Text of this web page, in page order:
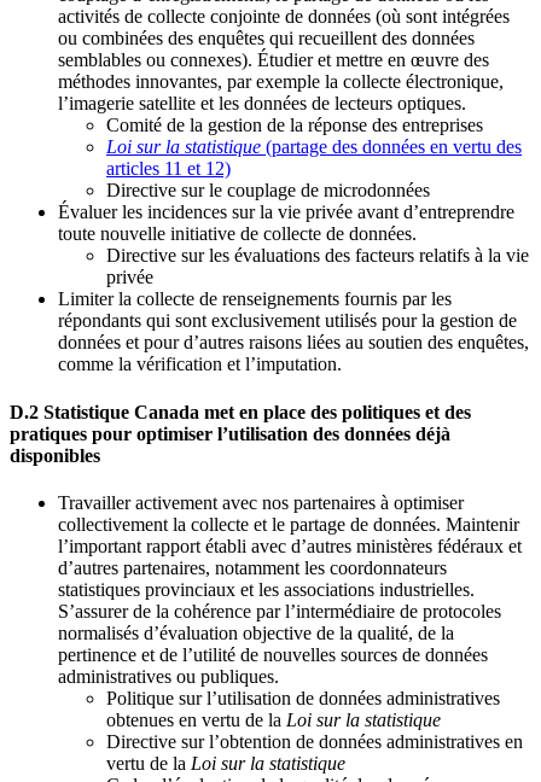
activités de collecte conjointe de données (où sont intégrées
ou combinées des enquêtes qui recueillent des données
semblables ou connexes). Étudier et mettre en œuvre des
méthodes innovantes, par exemple la collecte électronique,
l’imagerie satellite et les données de lecteurs optiques.
Comité de la gestion de la réponse des entreprises
Loi sur la statistique (partage des données en vertu des
articles 11 et 12)
Directive sur le couplage de microdonnées
Évaluer les incidences sur la vie privée avant d’entreprendre
toute nouvelle initiative de collecte de données.
Directive sur les évaluations des facteurs relatifs à la vie
privée
Limiter la collecte de renseignements fournis par les
répondants qui sont exclusivement utilisés pour la gestion de
données et pour d’autres raisons liées au soutien des enquêtes,
comme la vérification et l’imputation.
D.2 Statistique Canada met en place des politiques et des
pratiques pour optimiser l’utilisation des données déjà
disponibles
Travailler activement avec nos partenaires à optimiser
collectivement la collecte et le partage de données. Maintenir
l’important rapport établi avec d’autres ministères fédéraux et
d’autres partenaires, notamment les coordonnateurs
statistiques provinciaux et les associations industrielles.
S’assurer de la cohérence par l’intermédiaire de protocoles
normalisés d’évaluation objective de la qualité, de la
pertinence et de l’utilité de nouvelles sources de données
administratives ou publiques.
Politique sur l’utilisation de données administratives
obtenues en vertu de la Loi sur la statistique
Directive sur l’obtention de données administratives en
vertu de la Loi sur la statistique